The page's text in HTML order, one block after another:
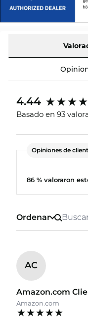
4.44
Basado en 93
Opiniones de
86 % valoraron
Ordenar
AC
Amazon.com
Amazon.com